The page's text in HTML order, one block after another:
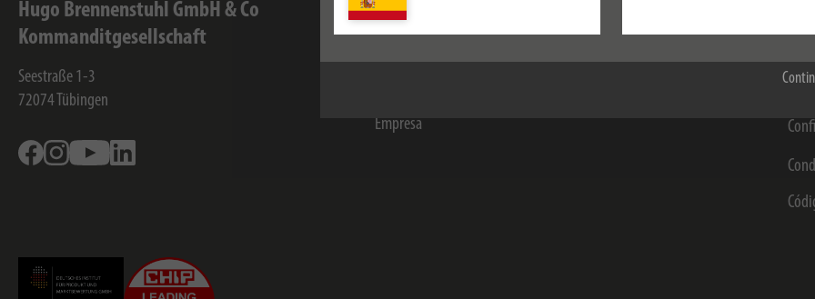
Hugo Brennenstuhl GmbH & Co
Kommanditgesellschaft
Seestraße 1-3
72074 Tübingen
FacebookInstagramYoutube
Información
Empresa